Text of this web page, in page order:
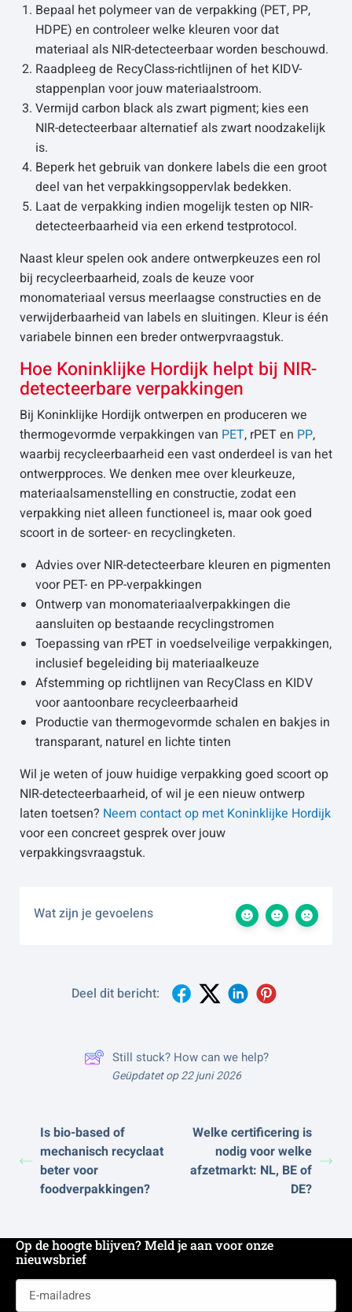
Bepaal het polymeer van de verpakking (PET, PP,
HDPE) en controleer welke kleuren voor dat
materiaal als NIR-detecteerbaar worden beschouwd.
Raadpleeg de RecyClass-richtlijnen of het KIDV-
stappenplan voor jouw materiaalstroom.
Vermijd carbon black als zwart pigment; kies een
NIR-detecteerbaar alternatief als zwart noodzakelijk
is.
Beperk het gebruik van donkere labels die een groot
deel van het verpakkingsoppervlak bedekken.
Laat de verpakking indien mogelijk testen op NIR-
detecteerbaarheid via een erkend testprotocol.
Naast kleur spelen ook andere ontwerpkeuzes een rol
bij recycleerbaarheid, zoals de keuze voor
monomateriaal versus meerlaagse constructies en de
verwijderbaarheid van labels en sluitingen. Kleur is één
variabele binnen een breder ontwerpvraagstuk.
Hoe Koninklijke Hordijk helpt bij NIR-
detecteerbare verpakkingen
Bij Koninklijke Hordijk ontwerpen en produceren we
thermogevormde verpakkingen van PET, rPET en PP,
waarbij recycleerbaarheid een vast onderdeel is van het
ontwerpproces. We denken mee over kleurkeuze,
materiaalsamenstelling en constructie, zodat een
verpakking niet alleen functioneel is, maar ook goed
scoort in de sorteer- en recyclingketen.
Advies over NIR-detecteerbare kleuren en pigmenten
voor PET- en PP-verpakkingen
Ontwerp van monomateriaalverpakkingen die
aansluiten op bestaande recyclingstromen
Toepassing van rPET in voedselveilige verpakkingen,
inclusief begeleiding bij materiaalkeuze
Afstemming op richtlijnen van RecyClass en KIDV
voor aantoonbare recycleerbaarheid
Productie van thermogevormde schalen en bakjes in
transparant, naturel en lichte tinten
Wil je weten of jouw huidige verpakking goed scoort op
NIR-detecteerbaarheid, of wil je een nieuw ontwerp
laten toetsen? Neem contact op met Koninklijke Hordijk
voor een concreet gesprek over jouw
verpakkingsvraagstuk.
Wat zijn je gevoelens
Deel dit bericht:
Still stuck? How can we help?
Geüpdatet op 22 juni 2026
Is bio-based of
mechanisch recyclaat
beter voor
foodverpakkingen?
Welke certificering is
nodig voor welke
afzetmarkt: NL, BE of
DE?
Op de hoogte blijven? Meld je aan voor onze
nieuwsbrief